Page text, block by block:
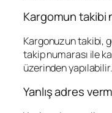
Kargomun takibi
Kargonuzun takibi,
takip numarası ile
üzerinden yapılabilir.
Yanlış adres